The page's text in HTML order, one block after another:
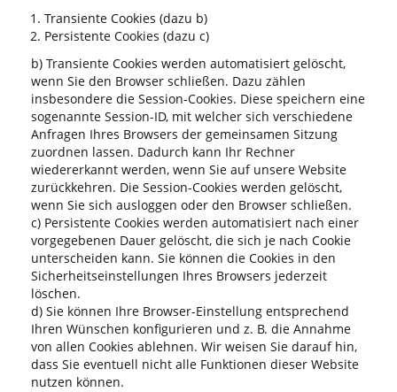
Transiente Cookies (dazu b)
Persistente Cookies (dazu c)
b) Transiente Cookies werden automatisiert gelöscht,
wenn Sie den Browser schließen. Dazu zählen
insbesondere die Session-Cookies. Diese speichern eine
sogenannte Session-ID, mit welcher sich verschiedene
Anfragen Ihres Browsers der gemeinsamen Sitzung
zuordnen lassen. Dadurch kann Ihr Rechner
wiedererkannt werden, wenn Sie auf unsere Website
zurückkehren. Die Session-Cookies werden gelöscht,
wenn Sie sich ausloggen oder den Browser schließen.
c) Persistente Cookies werden automatisiert nach einer
vorgegebenen Dauer gelöscht, die sich je nach Cookie
unterscheiden kann. Sie können die Cookies in den
Sicherheitseinstellungen Ihres Browsers jederzeit
löschen.
d) Sie können Ihre Browser-Einstellung entsprechend
Ihren Wünschen konfigurieren und z. B. die Annahme
von allen Cookies ablehnen. Wir weisen Sie darauf hin,
dass Sie eventuell nicht alle Funktionen dieser Website
nutzen können.